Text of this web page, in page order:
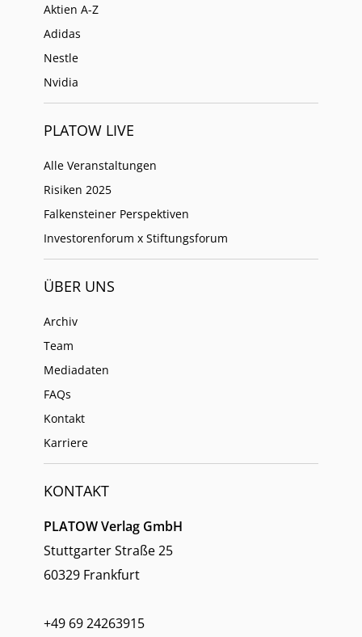
Aktien A-Z
Adidas
Nestle
Nvidia
PLATOW LIVE
Alle Veranstaltungen
Risiken 2025
Falkensteiner Perspektiven
Investorenforum x Stiftungsforum
ÜBER UNS
Archiv
Team
Mediadaten
FAQs
Kontakt
Karriere
KONTAKT
PLATOW Verlag GmbH
Stuttgarter Straße 25
60329 Frankfurt
+49 69 24263915